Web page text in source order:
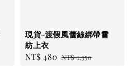
現貨-渡假風蕾絲綁帶雪
紡上衣
Sale
NT$ 480 Regular
NT$ 1,350